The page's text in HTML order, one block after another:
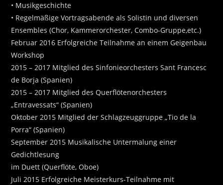
• Musikgeschichte
• Regelmäßige Vortragsabende als Solistin und diversen
Ensembles (Chor, Kammerorchester, Combo-Gruppe,etc.)
Februar 2016 Erfolgreiche Teilnahme an einem Geigenbau
Workshop
2015 – 2017 Mitglied des Sinfonieorchesters Sant Francesc
de Borja (Spanien)
2015 – 2017 Mitglied des Querflötenorchesters
„Entravessats“ (Spanien)
Oktober 2015 Mitglied der Schlagzeuggruppe „Tio de la
Porra“ (Spanien)
September 2015 Musikalische Untermalung einer
Gedichtlesung
im Duett (Querflöte, Oboe)
Juli 2015 Erfolgreiche Meisterkurs-Teilnahme mit